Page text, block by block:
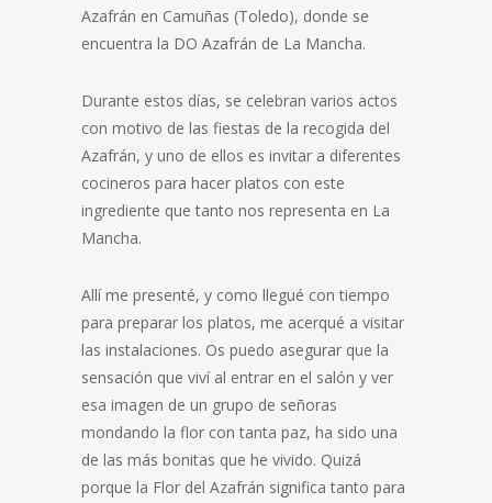
Azafrán en Camuñas (Toledo), donde se
encuentra la DO Azafrán de La Mancha.
Durante estos días, se celebran varios actos
con motivo de las fiestas de la recogida del
Azafrán, y uno de ellos es invitar a diferentes
cocineros para hacer platos con este
ingrediente que tanto nos representa en La
Mancha.
Allí me presenté, y como llegué con tiempo
para preparar los platos, me acerqué a visitar
las instalaciones. Os puedo asegurar que la
sensación que viví al entrar en el salón y ver
esa imagen de un grupo de señoras
mondando la flor con tanta paz, ha sido una
de las más bonitas que he vivido. Quizá
porque la Flor del Azafrán significa tanto para